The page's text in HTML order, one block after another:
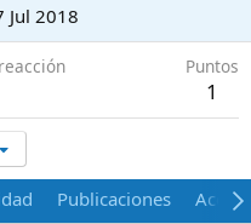
Jul 2018
Puntos
1
Publicaciones Acerca